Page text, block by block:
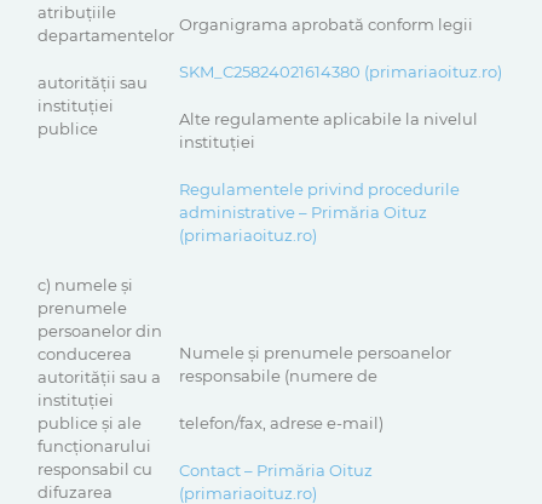
atribuţiile
departamentelor
autorităţii sau
instituţiei
publice
Organigrama aprobată conform legii
SKM_C25824021614380 (primariaoituz.ro)
Alte regulamente aplicabile la nivelul
instituţiei
Regulamentele privind procedurile
administrative – Primăria Oituz
(primariaoituz.ro)
c) numele şi
prenumele
persoanelor din
conducerea
autorităţii sau a
instituţiei
publice şi ale
funcţionarului
responsabil cu
difuzarea
Numele şi prenumele persoanelor
responsabile (numere de
telefon/fax, adrese e-mail)
Contact – Primăria Oituz
(primariaoituz.ro)